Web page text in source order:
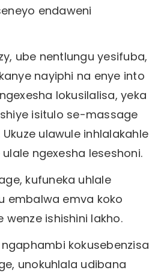
endaweni
ube nentlungu yesifuba,
nayiphi na enye into
lokusilalisa, yeka
isitulo se-massage
ulawule inhlalakahle
ngexesha leseshoni.
kufuneka uhlale
embalwa emva koko
wenze ishishini lakho.
kokusebenzisa
unokuhlala udibana